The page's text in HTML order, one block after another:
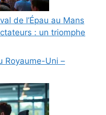
de l’Épau au Mans
: un triomphe
Royaume-Uni –